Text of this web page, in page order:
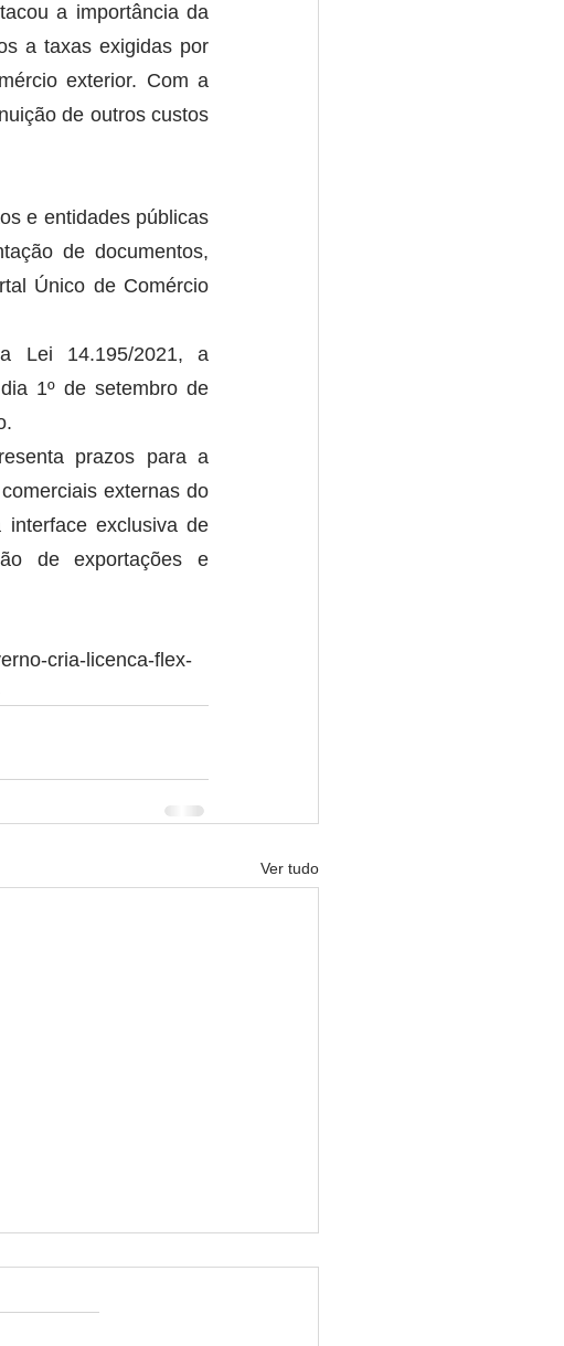
a importância da
a taxas exigidas por
exterior. Com a
de outros custos
e entidades públicas
de documentos,
Único de Comércio
Lei 14.195/2021, a
1º de setembro de
prazos para a
externas do
exclusiva de
de exportações e
cria-licenca-flex-
Ver tudo